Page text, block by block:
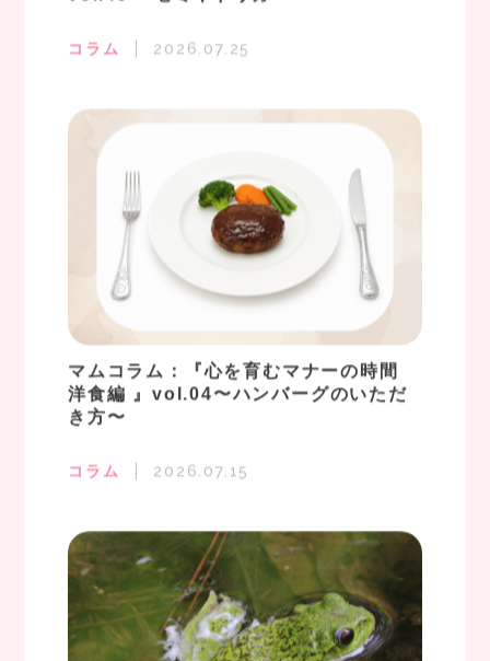
コラム 2026.07.25
マムコラム：『心を育むマナーの時間
洋食編 』vol.04〜ハンバーグのいただ
き方〜
コラム 2026.07.15